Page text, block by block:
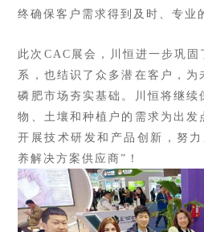
终确保客户需求得到及时、专业
此次CAC展会，川恒进一步巩
系，也结识了众多潜在客户，
磷肥市场夯实基础。川恒将继续
物、土壤和种植户的需求为出发
开展技术研发和产品创新，努
养解决方案供应商”！